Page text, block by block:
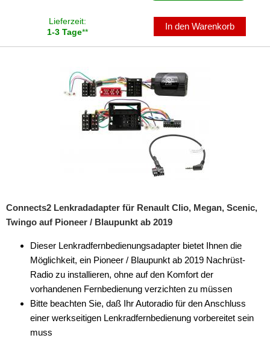
für Toyota
für Valtra
Fahrzeughalter
Fernbedienungen
Freisprechadapter
Lieferzeit:
1-3 Tage**
In den Warenkorb
Connects2 Lenkradadapter für Renault Clio, Megan, Scenic,
Twingo auf Pioneer / Blaupunkt ab 2019
Dieser Lenkradfernbedienungsadapter bietet Ihnen die
Möglichkeit, ein Pioneer / Blaupunkt ab 2019 Nachrüst-
Radio zu installieren, ohne auf den Komfort der
vorhandenen Fernbedienung verzichten zu müssen
Bitte beachten Sie, daß Ihr Autoradio für den Anschluss
einer werkseitigen Lenkradfernbedienung vorbereitet sein
muss